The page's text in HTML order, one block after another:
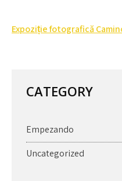
Post
Expoziție fotografică
CATEGORY
Empezando
Uncategorized